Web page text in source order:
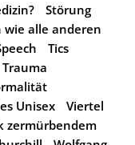
Störung
wie alle anderen
Tics
Trauma
Unisex
Viertel
zermürbendem